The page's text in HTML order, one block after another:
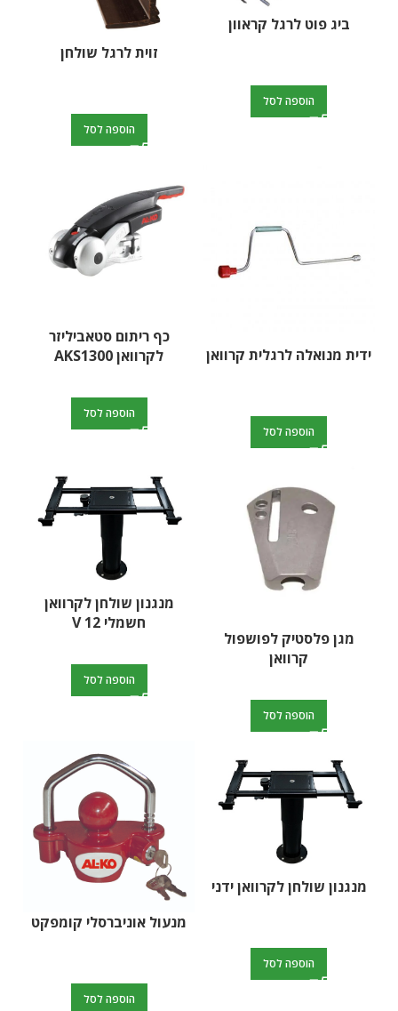
ביג פוט לרגל קראוון
הוספה לסל
זוית לרגל שולחן
הוספה לסל
ידית מנואלה לרגלית קרוואן
הוספה לסל
כף ריתום סטאביליזר
לקרוואן AKS1300
הוספה לסל
מגן פלסטיק לפושפול
קרוואן
הוספה לסל
מנגנון שולחן לקרוואן
חשמלי V 12
הוספה לסל
מנגנון שולחן לקרוואן ידני
הוספה לסל
מנעול אוניברסלי קומפקט
הוספה לסל